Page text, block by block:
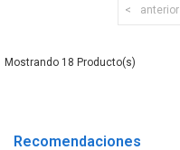
anterior
18
Recomendaciones